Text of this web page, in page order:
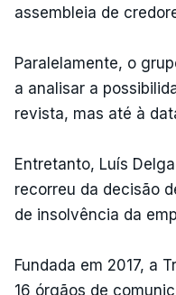
assembleia de
Paralelamente, o
a analisar a
revista, mas até à
Entretanto, Luís
recorreu da decisão
de insolvência da
Fundada em 2017, a
16 órgãos de